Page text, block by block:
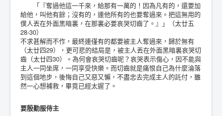
「『奪過他這一千來，給那有一萬的！因為凡有的，還要加
給他，叫他有餘；沒有的，連他所有的也要奪過來。把這無用的
僕人丟在外面黑暗裏，在那裏必要哀哭切齒了。』」（太廿五
28-30）
不求甚解而不作，最終連僅有的都要被主人奪過來，歸於無有
（太廿四29），更可悲的結局是，被主人丟在外面黑暗裏哀哭切
齒（太廿四30）。為何會哀哭切齒呢？哀哭表示傷心，因不能與
主人一同坐席，一同享受快樂。而切齒就是痛恨自己為什麼淪落
到這個地步，後悔自己又惡又懶，不盡忠去完成主人的託付，雖
然一心想補救，畢竟已經太遲了。
要殷勤服侍主